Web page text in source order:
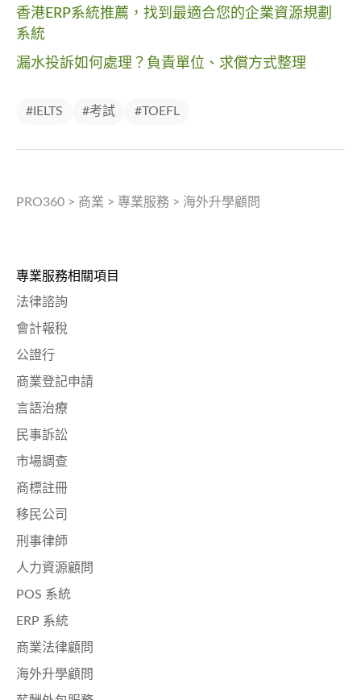
香港ERP系統推薦，找到最適合您的企業資源規劃
系統
漏水投訴如何處理？負責單位、求償方式整理
#IELTS #考試 #TOEFL
PRO360 > 商業 > 專業服務 > 海外升學顧問
專業服務相關項目
法律諮詢
會計報稅
公證行
商業登記申請
言語治療
民事訴訟
市場調查
商標註冊
移民公司
刑事律師
人力資源顧問
POS 系統
ERP 系統
商業法律顧問
海外升學顧問